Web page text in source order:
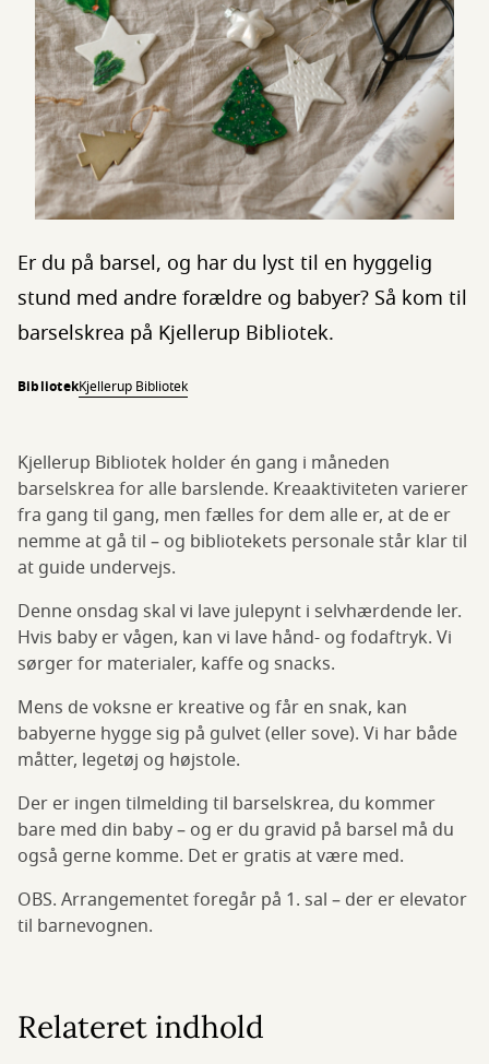
Er du på barsel, og har du lyst til en hyggelig
stund med andre forældre og babyer? Så kom til
barselskrea på Kjellerup Bibliotek.
BibliotekKjellerup Bibliotek
Kjellerup Bibliotek holder én gang i måneden
barselskrea for alle barslende. Kreaaktiviteten varierer
fra gang til gang, men fælles for dem alle er, at de er
nemme at gå til – og bibliotekets personale står klar til
at guide undervejs.
Denne onsdag skal vi lave julepynt i selvhærdende ler.
Hvis baby er vågen, kan vi lave hånd- og fodaftryk. Vi
sørger for materialer, kaffe og snacks.
Mens de voksne er kreative og får en snak, kan
babyerne hygge sig på gulvet (eller sove). Vi har både
måtter, legetøj og højstole.
Der er ingen tilmelding til barselskrea, du kommer
bare med din baby – og er du gravid på barsel må du
også gerne komme. Det er gratis at være med.
OBS. Arrangementet foregår på 1. sal – der er elevator
til barnevognen.
Relateret indhold